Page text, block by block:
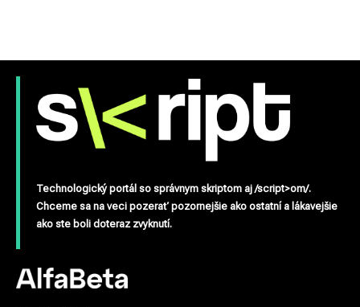
Technologický portál so správnym skriptom aj /script>om/.
Chceme sa na veci pozerať pozornejšie ako ostatní a lákavejšie
ako ste boli doteraz zvyknutí.